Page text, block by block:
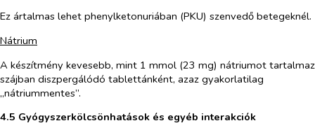
Ez ártalmas lehet phenylketonuriában (PKU) szenvedő betegeknél.
Nátrium
A készítmény kevesebb, mint 1 mmol (23 mg) nátriumot tartalmaz
szájban diszpergálódó tablettánként, azaz gyakorlatilag
„nátriummentes”.
4.5 Gyógyszerkölcsönhatások és egyéb interakciók